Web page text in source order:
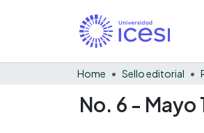
Home Sello editorial
No. 6 - Mayo